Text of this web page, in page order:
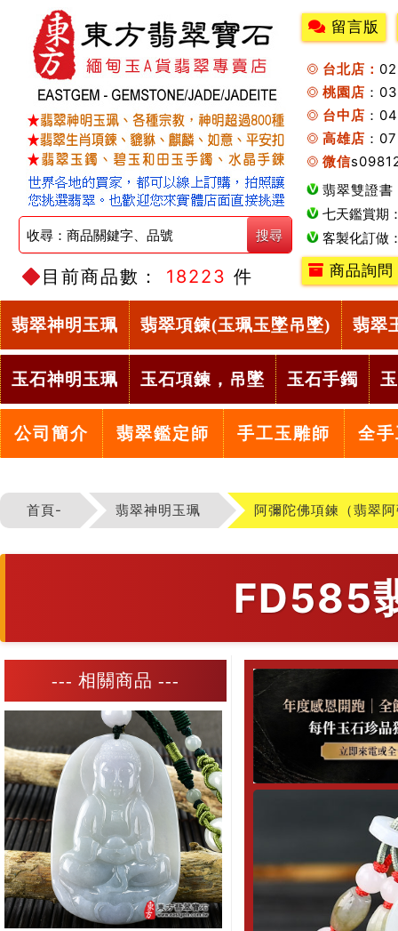
目前商品數： 18223 件
留言版
台北店：
桃園店 ：
台中店 ：
高雄店 ：
微信
翡翠雙證書
七天鑑賞期
客製化訂做
商品詢問
翡翠神明玉珮 翡翠項鍊(玉珮玉墜吊墜) 翡翠
玉石神明玉珮 玉石項鍊，吊墜 玉石手鐲
公司簡介 翡翠鑑定師 手工玉雕師 全
首頁- 翡翠神明玉珮 阿彌陀佛項鍊（翡翠
FD585
--- 相關商品 ---